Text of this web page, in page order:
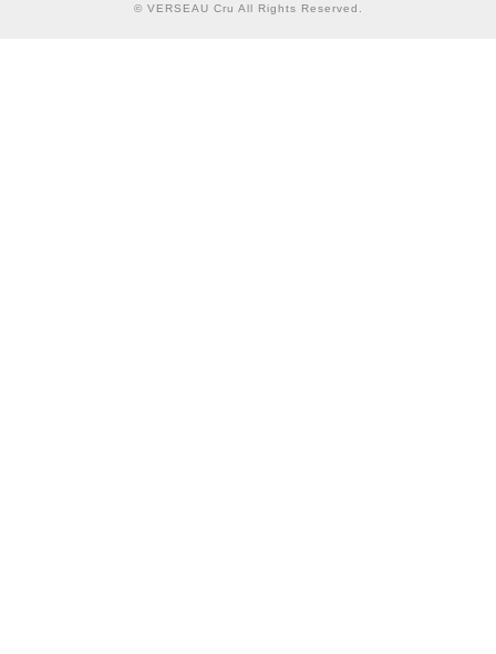
© VERSEAU Cru All Rights Reserved.